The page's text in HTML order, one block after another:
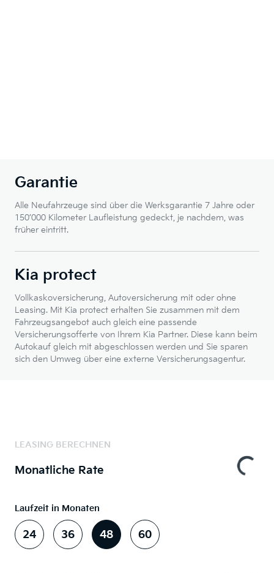
Garantie
Alle Neufahrzeuge sind über die Werksgarantie 7 Jahre oder
150’000 Kilometer Laufleistung gedeckt, je nachdem, was
früher eintritt.
Kia protect
Vollkaskoversicherung, Autoversicherung mit oder ohne
Leasing. Mit Kia protect erhalten Sie zusammen mit dem
Fahrzeugsangebot auch gleich eine passende
Versicherungsofferte von Ihrem Kia Partner. Diese kann beim
Autokauf gleich mit abgeschlossen werden und Sie sparen
sich den Umweg über eine externe Versicherungsagentur.
LEASING BERECHNEN
Monatliche Rate
Laufzeit in Monaten
24 36 48 60